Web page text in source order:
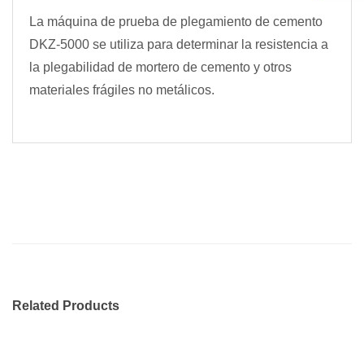
La máquina de prueba de plegamiento de cemento
DKZ-5000 se utiliza para determinar la resistencia a
la plegabilidad de mortero de cemento y otros
materiales frágiles no metálicos.
Related Products